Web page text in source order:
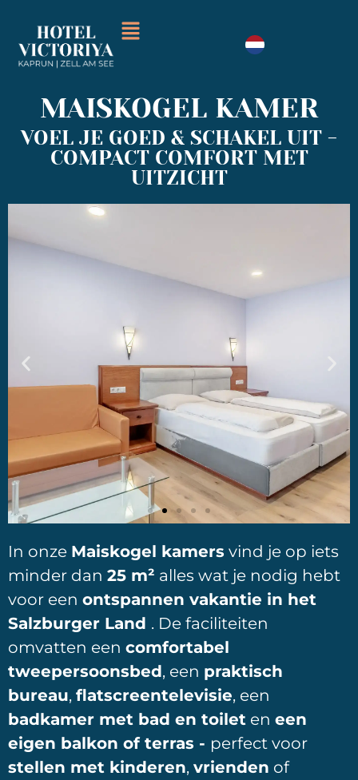
MAISKOGEL KAMER
VOEL JE GOED & SCHAKEL UIT -
COMPACT COMFORT MET
UITZICHT
In onze Maiskogel kamers vind je op iets
minder dan 25 m² alles wat je nodig hebt
voor een ontspannen vakantie in het
Salzburger Land . De faciliteiten
omvatten een comfortabel
tweepersoonsbed, een praktisch
bureau, flatscreentelevisie, een
badkamer met bad en toilet en een
eigen balkon of terras - perfect voor
stellen met kinderen, vrienden of